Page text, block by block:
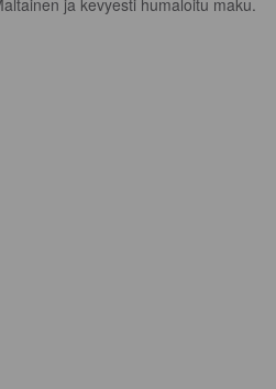
ja kevyesti humaloitu maku.